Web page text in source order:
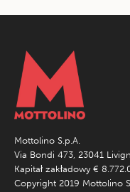
Mottolino S.p.A.
Via Bondi 473, 23041
Kapitał zakładowy €
Copyright 2019 Mottolino